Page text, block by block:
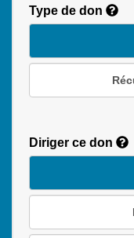
Type de don
Duration
Diriger ce don